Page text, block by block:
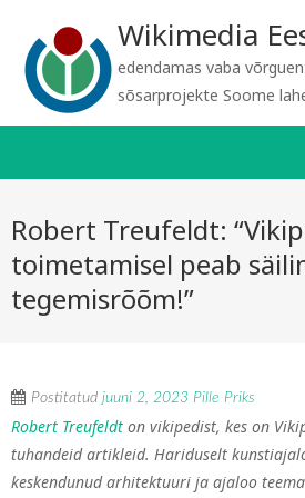
Wikimedia
edendamas vaba
sõsarprojekte Soome
Robert Treufeldt:
toimetamisel peab
tegemisrõõm!”
Postitatud juuni 2, 2023 Pille Priks
Robert Treufeldt on vikipedist, kes on
tuhandeid artikleid. Hariduselt
keskendunud arhitektuuri ja ajaloo